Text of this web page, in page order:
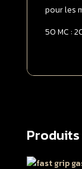
pour les
50 MC :